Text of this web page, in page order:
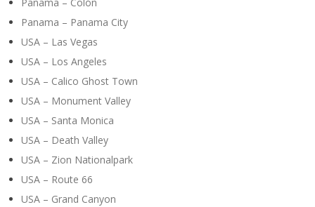
Panama – Panama City
USA – Las Vegas
USA – Los Angeles
USA – Calico Ghost Town
USA – Monument Valley
USA – Santa Monica
USA – Death Valley
USA – Zion Nationalpark
USA – Route 66
USA – Grand Canyon